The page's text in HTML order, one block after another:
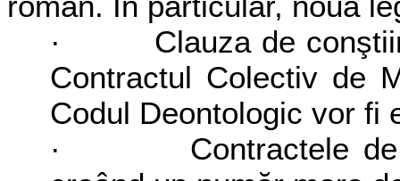
· Clauza de
Contractul Colectiv de
Codul Deontologic vor fi
· Contractele de